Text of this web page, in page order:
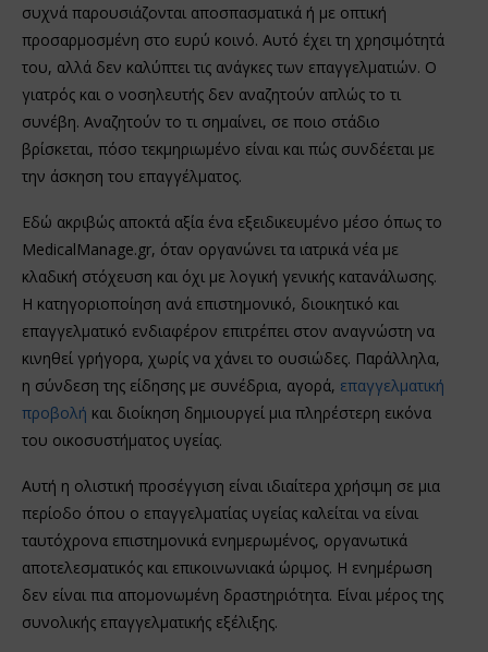
συχνά παρουσιάζονται αποσπασματικά ή με οπτική
προσαρμοσμένη στο ευρύ κοινό. Αυτό έχει τη χρησιμότητά
του, αλλά δεν καλύπτει τις ανάγκες των επαγγελματιών. Ο
γιατρός και ο νοσηλευτής δεν αναζητούν απλώς το τι
συνέβη. Αναζητούν το τι σημαίνει, σε ποιο στάδιο
βρίσκεται, πόσο τεκμηριωμένο είναι και πώς συνδέεται με
την άσκηση του επαγγέλματος.
Εδώ ακριβώς αποκτά αξία ένα εξειδικευμένο μέσο όπως το
MedicalManage.gr, όταν οργανώνει τα ιατρικά νέα με
κλαδική στόχευση και όχι με λογική γενικής κατανάλωσης.
Η κατηγοριοποίηση ανά επιστημονικό, διοικητικό και
επαγγελματικό ενδιαφέρον επιτρέπει στον αναγνώστη να
κινηθεί γρήγορα, χωρίς να χάνει το ουσιώδες. Παράλληλα,
η σύνδεση της είδησης με συνέδρια, αγορά, επαγγελματική
προβολή και διοίκηση δημιουργεί μια πληρέστερη εικόνα
του οικοσυστήματος υγείας.
Αυτή η ολιστική προσέγγιση είναι ιδιαίτερα χρήσιμη σε μια
περίοδο όπου ο επαγγελματίας υγείας καλείται να είναι
ταυτόχρονα επιστημονικά ενημερωμένος, οργανωτικά
αποτελεσματικός και επικοινωνιακά ώριμος. Η ενημέρωση
δεν είναι πια απομονωμένη δραστηριότητα. Είναι μέρος της
συνολικής επαγγελματικής εξέλιξης.